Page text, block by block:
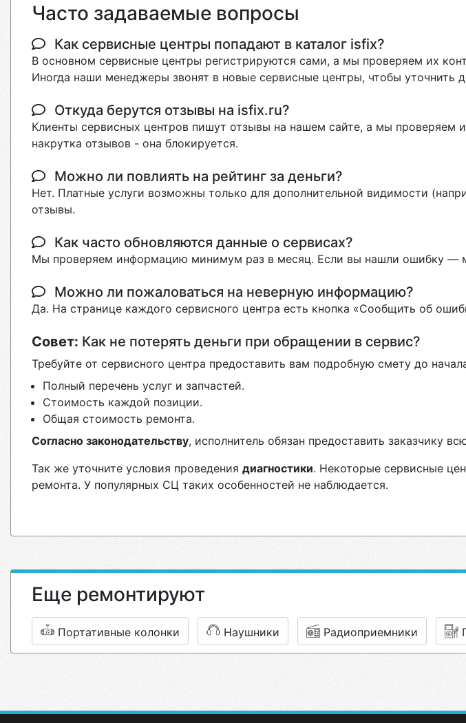
Часто задаваемые вопросы
Как сервисные центры попадают в каталог isfix?
В основном сервисные центры регистрируются сами, а мы проверяем их
Иногда наши менеджеры звонят в новые сервисные центры, чтобы уточнить
Откуда берутся отзывы на isfix.ru?
Клиенты сервисных центров пишут отзывы на нашем сайте, а мы проверяем
накрутка отзывов - она блокируется.
Можно ли повлиять на рейтинг за деньги?
Нет. Платные услуги возможны только для дополнительной видимости
отзывы.
Как часто обновляются данные о сервисах?
Мы проверяем информацию минимум раз в месяц. Если вы нашли ошибку —
Можно ли пожаловаться на неверную информацию?
Да. На странице каждого сервисного центра есть кнопка «Сообщить об
Совет: Как не потерять деньги при обращении в сервис?
Требуйте от сервисного центра предоставить вам подробную смету до
Полный перечень услуг и запчастей.
Стоимость каждой позиции.
Общая стоимость ремонта.
Согласно законодательству, исполнитель обязан предоставить заказчику
Так же уточните условия проведения диагностики. Некоторые сервисные
ремонта. У популярных СЦ таких особенностей не наблюдается.
Еще ремонтируют
Портативные колонки Наушники Радиоприемники